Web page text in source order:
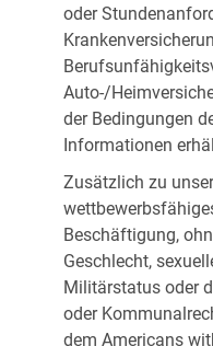
oder
Auto-/
der Bedingungen
Informationen
Zusätzlich zu
Beschäftigung,
Geschlecht,
Militärstatus oder
oder
dem Americans